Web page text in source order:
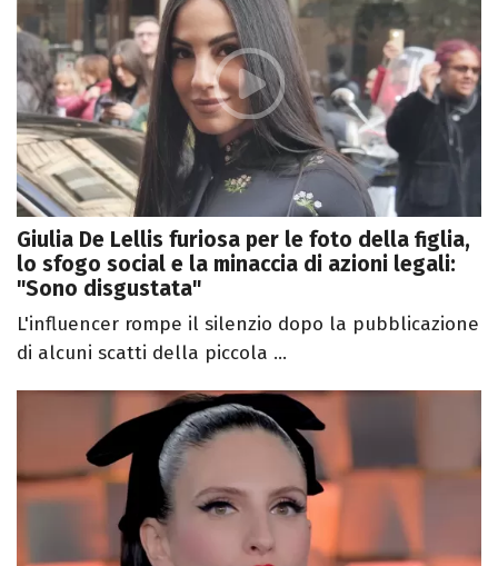
Giulia De Lellis furiosa per le foto della figlia,
lo sfogo social e la minaccia di azioni legali:
"Sono disgustata"
L'influencer rompe il silenzio dopo la pubblicazione
di alcuni scatti della piccola ...